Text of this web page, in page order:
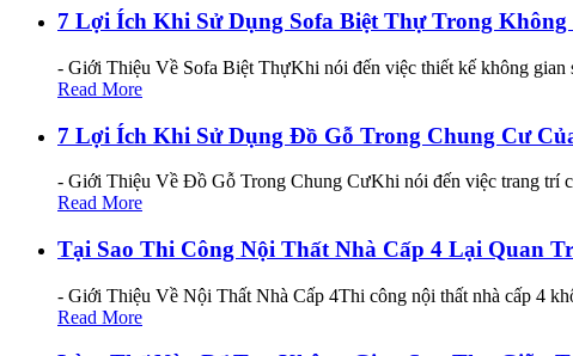
7 Lợi Ích Khi Sử Dụng Sofa Biệt Thự Trong Không
- Giới Thiệu Về Sofa Biệt ThựKhi nói đến việc thiết kế không gian
Read More
7 Lợi Ích Khi Sử Dụng Đồ Gỗ Trong Chung Cư
- Giới Thiệu Về Đồ Gỗ Trong Chung CưKhi nói đến việc trang trí
Read More
Tại Sao Thi Công Nội Thất Nhà Cấp 4 Lại Quan
- Giới Thiệu Về Nội Thất Nhà Cấp 4Thi công nội thất nhà cấp 4
Read More